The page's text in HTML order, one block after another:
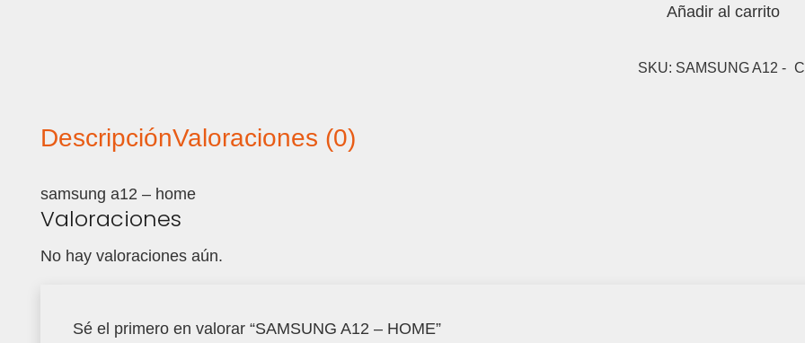
Añadir al carrito
SKU: SAMSUNG A12 -
DescripciónValoraciones (0)
samsung a12 – home
Valoraciones
No hay valoraciones aún.
Sé el primero en valorar “SAMSUNG A12 – HOME”